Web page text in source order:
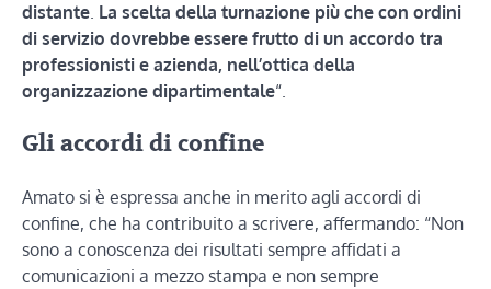
distante. La scelta della turnazione più che con ordini
di servizio dovrebbe essere frutto di un accordo tra
professionisti e azienda, nell’ottica della
organizzazione dipartimentale“.
Gli accordi di confine
Amato si è espressa anche in merito agli accordi di
confine, che ha contribuito a scrivere, affermando: “Non
sono a conoscenza dei risultati sempre affidati a
comunicazioni a mezzo stampa e non sempre